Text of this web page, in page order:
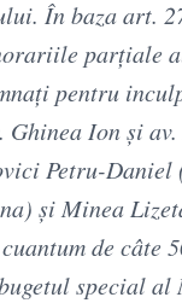
În baza art.
parţiale
pentru
Ion şi
Petru-Daniel
şi Minea
de câte
special